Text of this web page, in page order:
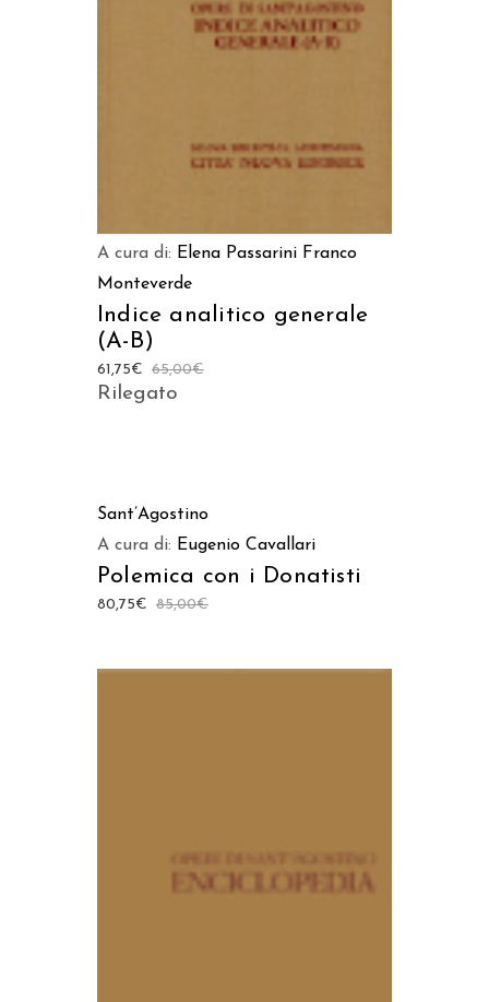
AGGIUNGI AL CARRELLO
A cura di: Elena Passarini Franco
Monteverde
Indice analitico generale
(A-B)
65,00€
61,75€
Rilegato
AGGIUNGI AL CARRELLO
Sant’Agostino
A cura di: Eugenio Cavallari
Polemica con i Donatisti
85,00€
80,75€
AGGIUNGI AL CARRELLO